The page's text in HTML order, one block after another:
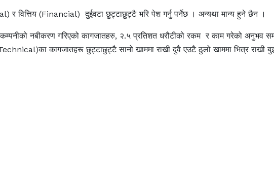
र वित्तिय (Financial) दुईवटा छुट्टाछुट्टै भरि पेश गर्नु पर्नेछ । अन्यथा मान्य हुने छैन ।
नबीकरण गरिएको कागजातहरु, २.५ प्रतिशत धरौटीको रकम र काम गरेको अनुभव
कागजातहरू छुट्टाछुट्टै सानो खाममा राखी दुवै एउटै ठुलो खाममा भित्र राखी